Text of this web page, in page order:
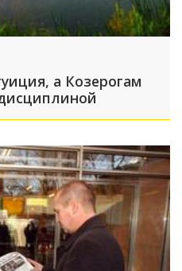
а Козерогам